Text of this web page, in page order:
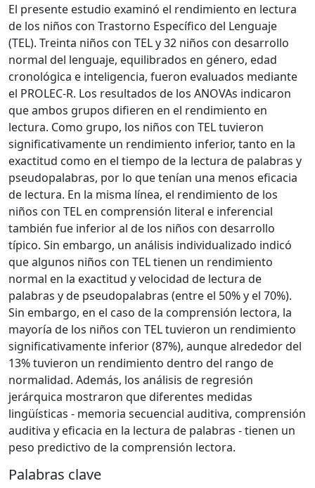
El presente estudio examinó el rendimiento en lectura
de los niños con Trastorno Específico del Lenguaje
(TEL). Treinta niños con TEL y 32 niños con desarrollo
normal del lenguaje, equilibrados en género, edad
cronológica e inteligencia, fueron evaluados mediante
el PROLEC-R. Los resultados de los ANOVAs indicaron
que ambos grupos difieren en el rendimiento en
lectura. Como grupo, los niños con TEL tuvieron
significativamente un rendimiento inferior, tanto en la
exactitud como en el tiempo de la lectura de palabras y
pseudopalabras, por lo que tenían una menos eficacia
de lectura. En la misma línea, el rendimiento de los
niños con TEL en comprensión literal e inferencial
también fue inferior al de los niños con desarrollo
típico. Sin embargo, un análisis individualizado indicó
que algunos niños con TEL tienen un rendimiento
normal en la exactitud y velocidad de lectura de
palabras y de pseudopalabras (entre el 50% y el 70%).
Sin embargo, en el caso de la comprensión lectora, la
mayoría de los niños con TEL tuvieron un rendimiento
significativamente inferior (87%), aunque alrededor del
13% tuvieron un rendimiento dentro del rango de
normalidad. Además, los análisis de regresión
jerárquica mostraron que diferentes medidas
lingüísticas - memoria secuencial auditiva, comprensión
auditiva y eficacia en la lectura de palabras - tienen un
peso predictivo de la comprensión lectora.
Palabras clave